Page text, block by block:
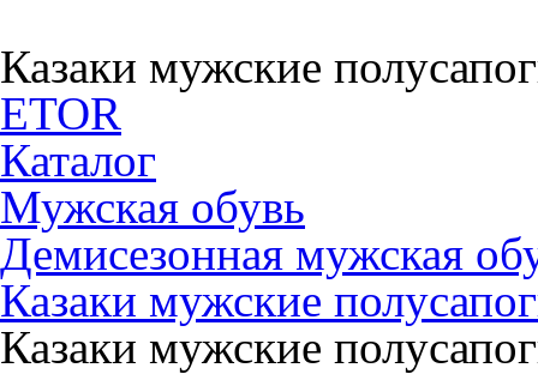
Казаки мужские
ETOR
Каталог
Мужская обувь
Демисезонная мужская
Казаки мужские
Казаки мужские